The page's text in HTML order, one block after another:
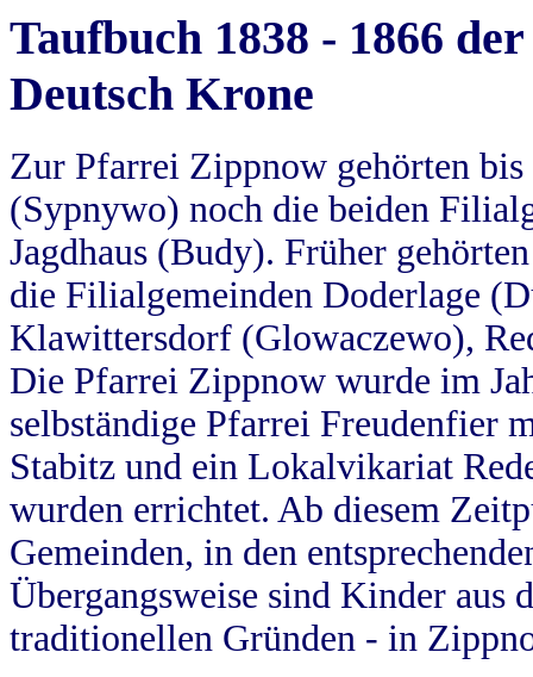
Taufbuch 1838 - 1866
Deutsch Krone
Zur Pfarrei Zippnow gehörten
(Sypnywo) noch die beiden
Jagdhaus (Budy). Früher
die Filialgemeinden Doderlage
Klawittersdorf (Glowaczewo),
Die Pfarrei Zippnow wurde im
selbständige Pfarrei Freudenfier
Stabitz und ein Lokalvikariat
wurden errichtet. Ab diesem
Gemeinden, in den
Übergangsweise sind Kinder aus
traditionellen Gründen - in